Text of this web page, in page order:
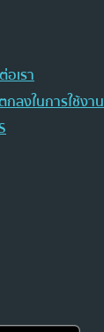
เรา
กลงในการใช้งาน